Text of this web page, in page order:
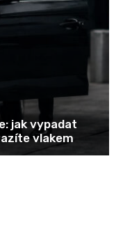
jak vypadat
vlakem